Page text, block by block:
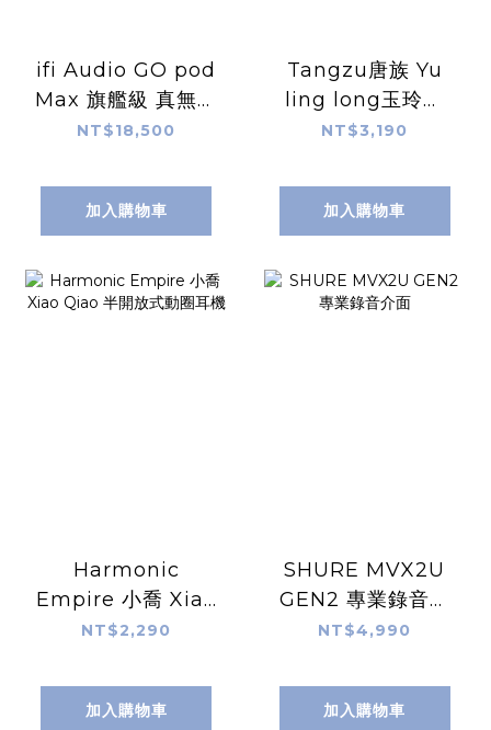
ifi Audio GO pod
Max 旗艦級 真無線
耳機模組
NT$18,500
加入購物車
Tangzu唐族 Yu
ling long玉玲瓏
隨身平衡DAC耳機
NT$3,190
加入購物車
Harmonic
Empire 小喬 Xiao
Qiao 半開放式動圈
NT$2,290
加入購物車
SHURE MVX2U
GEN2 專業錄音介
面
NT$4,990
加入購物車